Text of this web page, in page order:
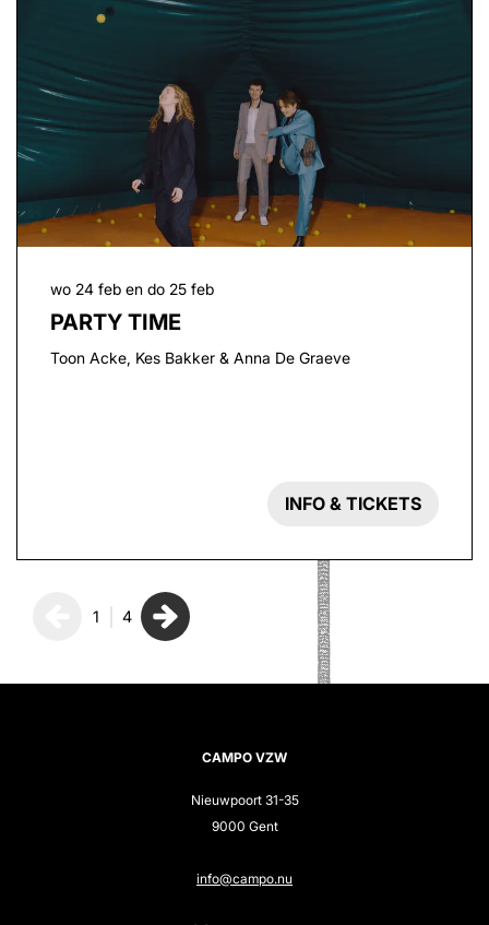
PARTY TIME
Toon Acke, Kes Bakker & Anna De Graeve
wo 24 feb en do 25 feb
INFO & TICKETS
1 4
CAMPO VZW
Nieuwpoort 31-35
9000 Gent
info@campo.nu